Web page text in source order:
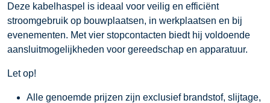
Deze kabelhaspel is ideaal voor veilig en efficiënt
stroomgebruik op bouwplaatsen, in werkplaatsen en bij
evenementen. Met vier stopcontacten biedt hij voldoende
aansluitmogelijkheden voor gereedschap en apparatuur.
Let op!
Alle genoemde prijzen zijn exclusief brandstof, slijtage,